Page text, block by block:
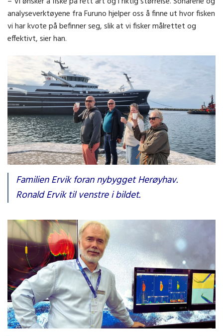
analyseverktøyene fra Furuno hjelper oss å finne ut hvor fisken
vi har kvote på befinner seg, slik at vi fisker målrettet og
effektivt, sier han.
Familien Ervik foran nybygget Herøyhav.
Ronald Ervik til venstre i bildet.